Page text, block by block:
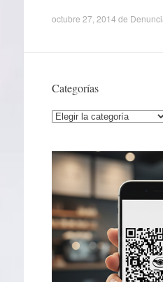
octubre 27, 2014 de
Categorías
Categorías